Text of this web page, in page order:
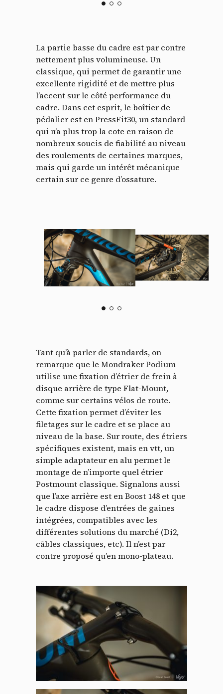
La partie basse du cadre est par contre
nettement plus volumineuse. Un
classique, qui permet de garantir une
excellente rigidité et de mettre plus
l’accent sur le côté performance du
cadre. Dans cet esprit, le boîtier de
pédalier est en PressFit30, un standard
qui n’a plus trop la cote en raison de
nombreux soucis de fiabilité au niveau
des roulements de certaines marques,
mais qui garde un intérêt mécanique
certain sur ce genre d’ossature.
Tant qu’à parler de standards, on
remarque que le Mondraker Podium
utilise une fixation d’étrier de frein à
disque arrière de type Flat-Mount,
comme sur certains vélos de route.
Cette fixation permet d’éviter les
filetages sur le cadre et se place au
niveau de la base. Sur route, des étriers
spécifiques existent, mais en vtt, un
simple adaptateur en alu permet le
montage de n’importe quel étrier
Postmount classique. Signalons aussi
que l’axe arrière est en Boost 148 et que
le cadre dispose d’entrées de gaines
intégrées, compatibles avec les
différentes solutions du marché (Di2,
câbles classiques, etc). Il n’est par
contre proposé qu’en mono-plateau.